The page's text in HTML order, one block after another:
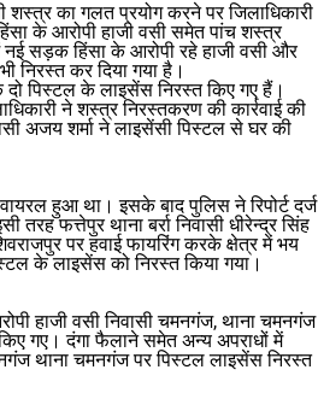
शस्त्र का गलत प्रयोग करने पर जिलाधिकारी
के आरोपी हाजी वसी समेत पांच शस्त्र
सड़क हिंसा के आरोपी रहे हाजी वसी और
निरस्त कर दिया गया है।
पिस्टल के लाइसेंस निरस्त किए गए हैं।
ने शस्त्र निरस्तकरण की कार्रवाई की
अजय शर्मा ने लाइसेंसी पिस्टल से घर की
हुआ था। इसके बाद पुलिस ने रिपोर्ट दर्ज
तरह फत्तेपुर थाना बर्रा निवासी धीरेन्द्र सिंह
पर हवाई फायरिंग करके क्षेत्र में भय
के लाइसेंस को निरस्त किया गया।
हाजी वसी निवासी चमनगंज, थाना चमनगंज
गए। दंगा फैलाने समेत अन्य अपराधों में
थाना चमनगंज पर पिस्टल लाइसेंस निरस्त